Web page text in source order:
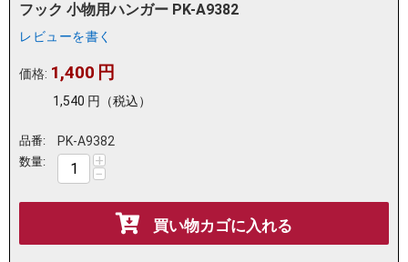
フック 小物用ハンガー PK-A9382
レビューを書く
価格: 1,400 円
1,540 円 （税込）
品番: PK-A9382
数量: +
−
買い物カゴに入れる